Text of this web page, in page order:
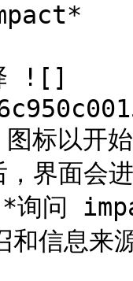
![]
以开始
界面会
问
和信息来